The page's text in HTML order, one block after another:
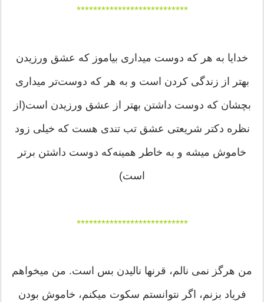
***************************
خدایا به هر که دوست میداری بیاموز که عشق ورزیدن
بهتر از زندگی کردن است و به هر که دوست‌تر میداری
بچشان که دوست داشتن بهتر از عشق ورزیدن است(از
نظره دکتر شریعتی عشق تب تندی هست که خیلی زود
خاموش میشه و به خاطر همینه‌که دوست داشتن برتر
است)
***************************
من هرگز نمی نالم، قرنها نالیدن بس است. من میخواهم
فریاد بزنم، اگر نتوانستم سکوت میکنم، خاموش بودن